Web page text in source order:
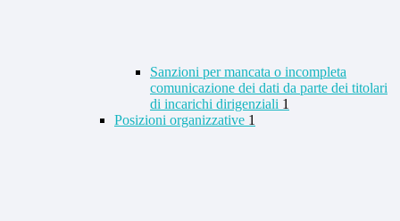
Sanzioni per mancata o incompleta
comunicazione dei dati da parte dei titolari
di incarichi dirigenziali 1
Posizioni organizzative 1